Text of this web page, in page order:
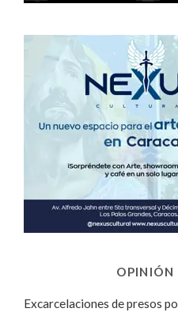
OPINIÓN
Excarcelaciones de presos